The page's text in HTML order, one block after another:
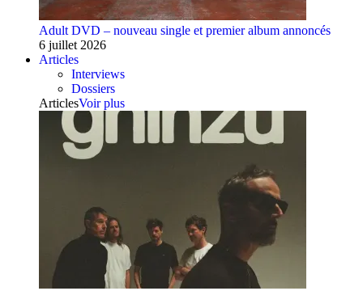
Adult DVD – nouveau single et premier album annoncés
6 juillet 2026
Articles
Interviews
Dossiers
ArticlesVoir plus